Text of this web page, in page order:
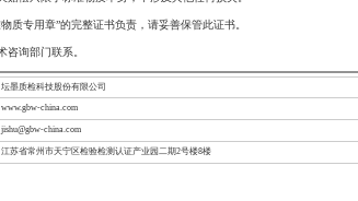
质专用章”的完整证书负责，请妥善保管此证书。
咨询部门联系。
墨质检科技股份有限公司
china.com
china.com
苏省常州市天宁区检验检测认证产业园二期2号楼8楼